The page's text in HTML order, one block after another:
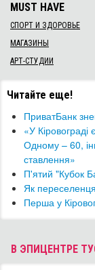
MUST HAVE
СПОРТ И ЗДОРОВЬЕ
МАГАЗИНЫ
АРТ-СТУДИИ
Читайте еще!
​ПриватБанк
«У
Одному – 60,
ставлення»
П'ятий "Кубок
Як
Перша у
В ЭПИЦЕНТРЕ